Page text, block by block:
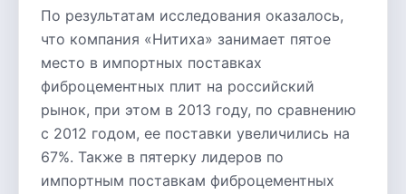
По результатам исследования оказалось,
что компания «Нитиха» занимает пятое
место в импортных поставках
фиброцементных плит на российский
рынок, при этом в 2013 году, по сравнению
с 2012 годом, ее поставки увеличились на
67%. Также в пятерку лидеров по
импортным поставкам фиброцементных